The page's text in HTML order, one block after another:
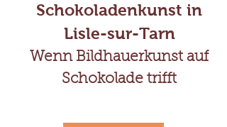
Schokoladenkunst in
Lisle-sur-Tarn
Wenn Bildhauerkunst auf
Schokolade trifft